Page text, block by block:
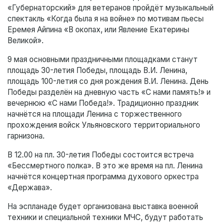
«Губернаторский» для ветеранов пройдёт музыкальный
спектакль «Когда была я на войне» по мотивам пьесы
Еремея Айпина «В окопах, или Явление Екатерины
Великой».
9 мая основными праздничными площадками станут
площадь 30-летия Победы, площадь В.И. Ленина,
площадь 100-летия со дня рождения В.И. Ленина. День
Победы разделён на дневную часть «С нами память!» и
вечернюю «С нами Победа!». Традиционно праздник
начнётся на площади Ленина с торжественного
прохождения войск Ульяновского территориального
гарнизона.
В 12.00 на пл. 30-летия Победы состоится встреча
«Бессмертного полка». В это же время на пл. Ленина
начнётся концертная программа духового оркестра
«Держава».
На эспланаде будет организована выставка военной
техники и специальной техники МЧС, будут работать